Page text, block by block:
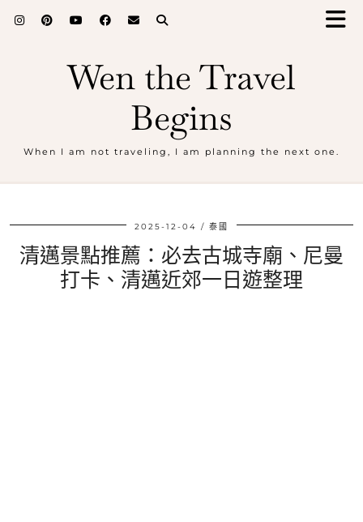
Wen the Travel
Begins
When I am not traveling, I am planning the next one.
2025-12-04 泰國
清邁景點推薦：必去古城寺廟、尼曼
打卡、清邁近郊一日遊整理